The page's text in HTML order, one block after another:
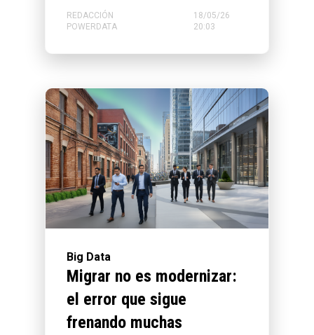
REDACCIÓN
POWERDATA
18/05/26
20:03
Big Data
Migrar no es modernizar:
el error que sigue
frenando muchas